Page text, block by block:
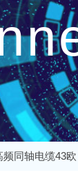
频同轴电缆43欧